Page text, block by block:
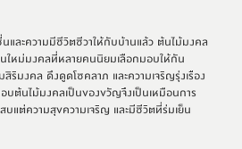
และความมีชีวิตชีวาให้กับบ้านแล้ว ต้นไม้มงคล
ใหม่มงคลที่หลายคนนิยมเลือกมอบให้กัน
มสิริมงคล ดึงดูดโชคลาภ และความเจริญรุ่งเรือง
บต้นไม้มงคลเป็นของขวัญจึงเป็นเหมือนการ
บแต่ความสุขความเจริญ และมีชีวิตที่ร่มเย็น